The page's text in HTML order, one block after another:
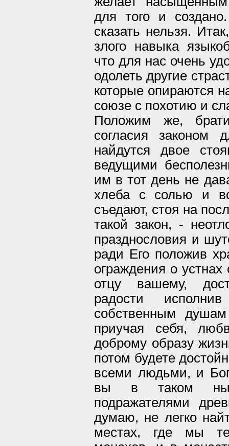
для того и
сказать нельзя.
злого навыка
что для нас очень
одолеть другие
которые опираются
союзе с похотию и
Положим же,
согласия законом
найдутся двое
ведущими
им в тот день не
хлеба с солью и
съедают, стоя на
такой закон, -
празднословия и
ради Его положив
ограждения о
отцу вашему,
радости
собственным душам
приучая себя,
доброму образу
потом будете
всеми людьми, и
вы в таком
подражателями
думаю, не легко
местах, где мы